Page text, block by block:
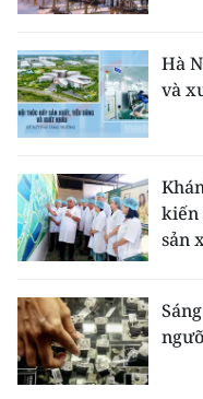
Hà
và
kiến
sản